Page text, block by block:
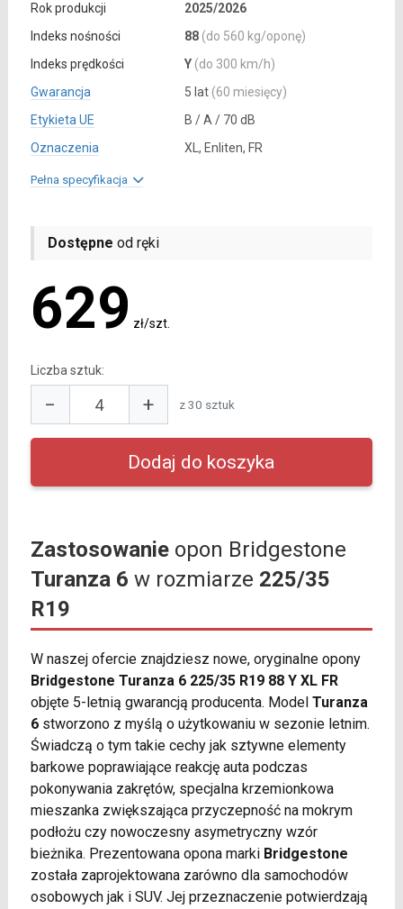
Rok produkcji
2025/2026
Indeks nośności
88 (do 560 kg/oponę)
Indeks prędkości
Y (do 300 km/h)
Gwarancja
5 lat (60 miesięcy)
Etykieta UE
B / A / 70 dB
Oznaczenia
XL, Enliten, FR
Pełna specyfikacja
Dostępne od ręki
629 zł/szt.
Liczba sztuk:
− + z 30 sztuk
Zastosowanieopon Bridgestone
Turanza 6 w rozmiarze 225/35
R19
W naszej ofercie znajdziesz nowe, oryginalne opony
Bridgestone Turanza 6 225/35 R19 88 Y XL FR
objęte 5-letnią gwarancją producenta. Model Turanza
6stworzono z myślą o użytkowaniu w sezonie letnim.
Świadczą o tym takie cechy jak sztywne elementy
barkowe poprawiające reakcję auta podczas
pokonywania zakrętów, specjalna krzemionkowa
mieszanka zwiększająca przyczepność na mokrym
podłożu czy nowoczesny asymetryczny wzór
bieżnika. Prezentowana opona marki Bridgestone
została zaprojektowana zarówno dla samochodów
osobowych jak i SUV. Jej przeznaczenie potwierdzają